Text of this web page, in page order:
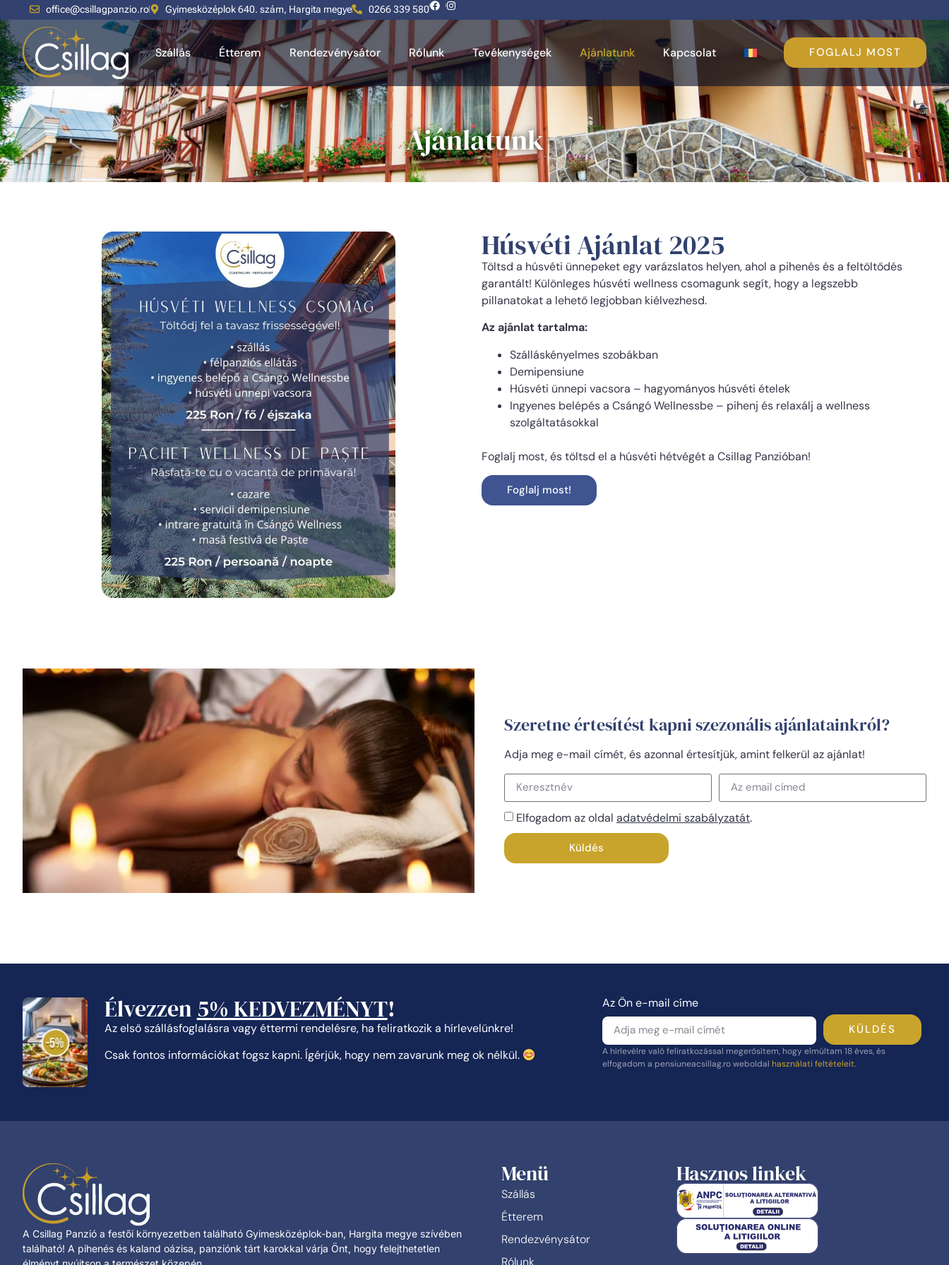
office@csillagpanzio.ro Gyimesközéplok 640. szám, Hargita megye 0266 339 580
Szállás Étterem Rendezvénysátor Rólunk Tevékenységek Ajánlatunk Kapcsolat FOGLALJ MOST
Ajánlatunk
Húsvéti Ajánlat 2025
Töltsd a húsvéti ünnepeket egy varázslatos helyen, ahol a pihenés és a feltöltődés
garantált! Különleges húsvéti wellness csomagunk segít, hogy a legszebb
pillanatokat a lehető legjobban kiélvezhesd.
Az ajánlat tartalma:
Szálláskényelmes szobákban
Demipensiune
Húsvéti ünnepi vacsora – hagyományos húsvéti ételek
Ingyenes belépés a Csángó Wellnessbe – pihenj és relaxálj a wellness
szolgáltatásokkal
Foglalj most, és töltsd el a húsvéti hétvégét a Csillag Panzióban!
Foglalj most!
Szeretne értesítést kapni szezonális ajánlatainkról?
Adja meg e-mail címét, és azonnal értesítjük, amint felkerül az ajánlat!
Elfogadom az oldal adatvédelmi szabályzatát.
Küldés
Élvezzen 5% KEDVEZMÉNYT!
Az első szállásfoglalásra vagy éttermi rendelésre, ha feliratkozik a hírlevelünkre!
Csak fontos információkat fogsz kapni. Ígérjük, hogy nem zavarunk meg ok nélkül.
Az Ön e-mail címe
KÜLDÉS
A hírlevélre való feliratkozással megerősítem, hogy elmúltam 18 éves, és
elfogadom a pensiuneacsillag.ro weboldal használati feltételeit.
A Csillag Panzió a festői környezetben található Gyimesközéplok-ban, Hargita megye szívében
található! A pihenés és kaland oázisa, panziónk tárt karokkal várja Önt, hogy felejthetetlen
Menü
Szállás
Étterem
Rendezvénysátor
Rólunk
Hasznos linkek